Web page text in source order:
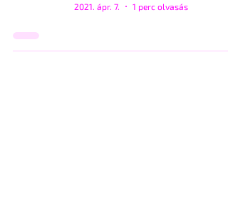
2021. ápr. 7.
1 perc olvasás